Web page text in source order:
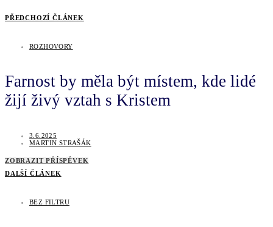
PŘEDCHOZÍ ČLÁNEK
ROZHOVORY
Farnost by měla být místem, kde lidé
žijí živý vztah s Kristem
3.6.2025
MARTIN STRAŠÁK
ZOBRAZIT PŘÍSPĚVEK
DALŠÍ ČLÁNEK
BEZ FILTRU